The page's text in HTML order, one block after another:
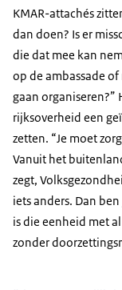
KMAR-attachés
dan doen? Is er
die dat mee kan
op de ambassade
gaan organiseren?”
rijksoverheid een
zetten. “Je moet
Vanuit het
zegt,
iets anders. Dan
is die eenheid met
zonder